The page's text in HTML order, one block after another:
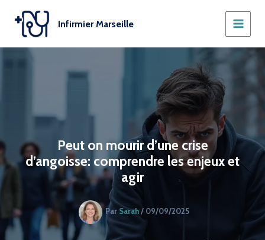
contenu
Infirmier Marseille
Peut on mourir d’une crise
d’angoisse: comprendre les enjeux et
agir
Par Sarah/ 09/09/2025